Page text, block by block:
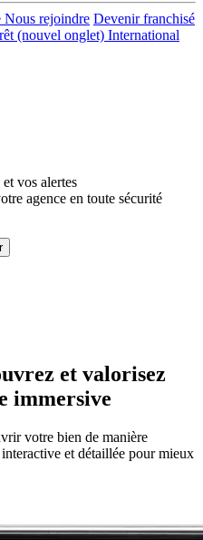
Nous rejoindre Devenir franchisé
(nouvel onglet) International
vos alertes
agence en toute sécurité
et valorisez
immersive
votre bien de manière
et détaillée pour mieux